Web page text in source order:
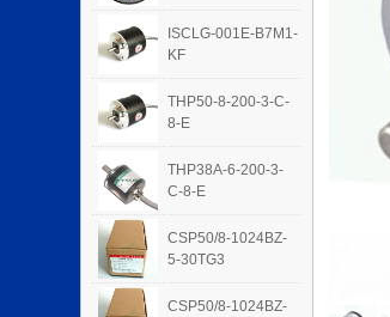
ISCLG-001E-B7M1-
KF
THP50-8-200-3-C-
8-E
THP38A-6-200-3-
C-8-E
CSP50/8-1024BZ-
5-30TG3
CSP50/8-1024BZ-